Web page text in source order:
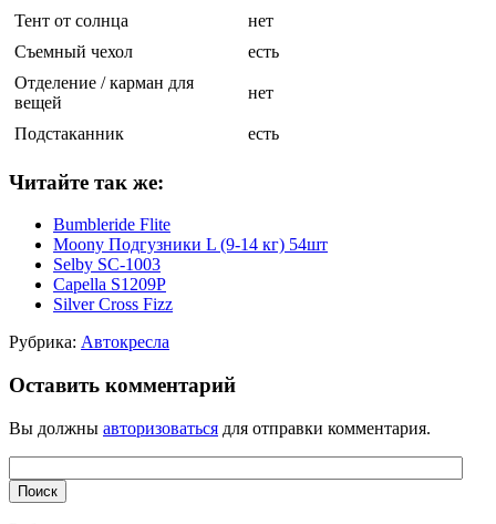
Тент от солнца
нет
Съемный чехол
есть
Отделение / карман для
вещей
нет
Подстаканник есть
Читайте так же:
Bumbleride Flite
Moony Подгузники L (9-14 кг) 54шт
Selby SC-1003
Capella S1209P
Silver Cross Fizz
Рубрика: Автокресла
Оставить комментарий
Вы должны авторизоваться для отправки комментария.